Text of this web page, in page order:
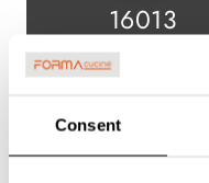
Consent
19250
CUCINE
DISTRIBUITE IN UN